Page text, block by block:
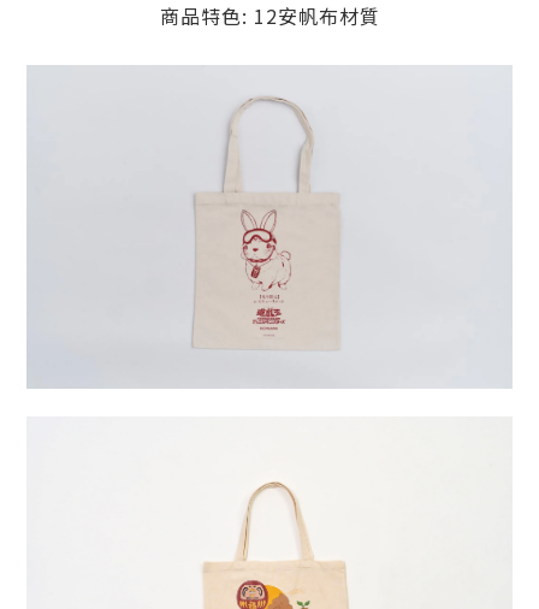
商品特色: 12安帆布材質